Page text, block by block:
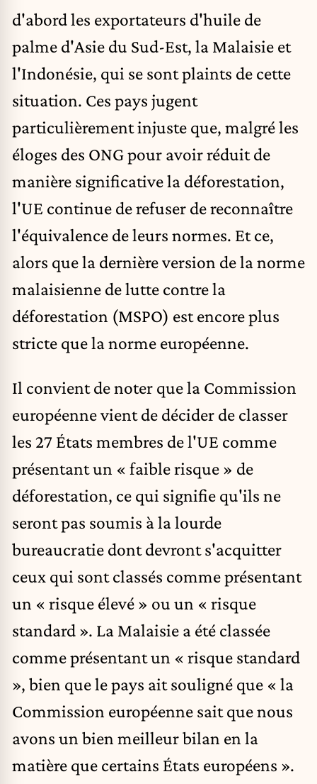
d'abord les exportateurs d'huile de
palme d'Asie du Sud-Est, la Malaisie et
l'Indonésie, qui se sont plaints de cette
situation. Ces pays jugent
particulièrement injuste que, malgré les
éloges des ONG pour avoirréduit de
manière significativela déforestation,
l'UE continue de refuser de reconnaître
l'équivalence de leurs normes. Et ce,
alors que la dernière version de la norme
malaisienne de lutte contre la
déforestation (MSPO) est encoreplus
stricte que la norme européenne.
Il convient de noter que la Commission
européennevient de décider de classer
les 27 États membres de l'UE comme
présentant un « faible risque » de
déforestation, ce qui signifie qu'ils ne
seront pas soumis à la lourde
bureaucratie dont devront s'acquitter
ceux qui sont classés comme présentant
un « risque élevé » ou un « risque
standard ». La Malaisie a été classée
comme présentant un « risque standard
», bien que le pays ait souligné que « la
Commission européenne sait que nous
avons un bien meilleur bilan en la
matière que certains États européens ».